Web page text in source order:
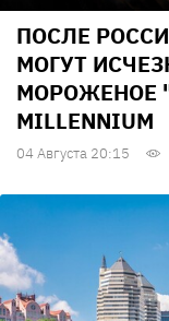
ПОСЛЕ
МОГУТ
МОРОЖЕНОЕ
MILLENNIUM
04 Августа 20:15